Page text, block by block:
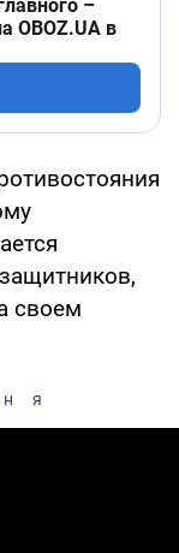
–
OBOZ.UA в
своем